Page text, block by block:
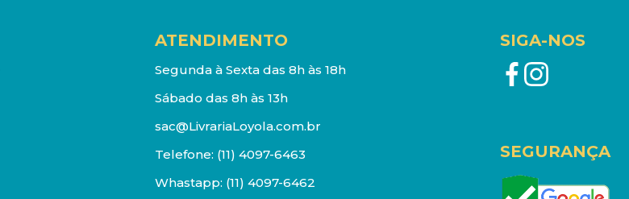
ATENDIMENTO
Segunda à Sexta das 8h às 18h
Sábado das 8h às 13h
sac@LivrariaLoyola.com.br
Telefone: (11) 4097-6463
Whastapp: (11) 4097-6462
SIGA-NOS
SEGURANÇA